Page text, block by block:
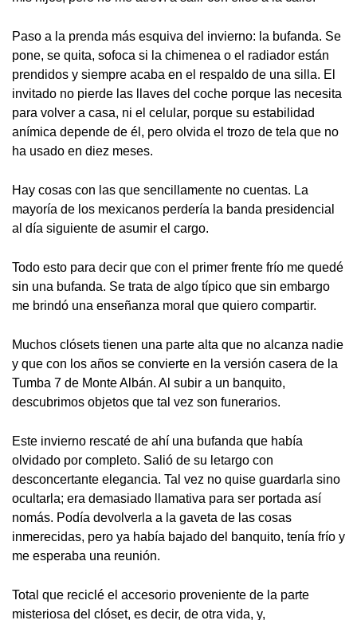
Paso a la prenda más esquiva del invierno: la bufanda. Se
pone, se quita, sofoca si la chimenea o el radiador están
prendidos y siempre acaba en el respaldo de una silla. El
invitado no pierde las llaves del coche porque las necesita
para volver a casa, ni el celular, porque su estabilidad
anímica depende de él, pero olvida el trozo de tela que no
ha usado en diez meses.
Hay cosas con las que sencillamente no cuentas. La
mayoría de los mexicanos perdería la banda presidencial
al día siguiente de asumir el cargo.
Todo esto para decir que con el primer frente frío me quedé
sin una bufanda. Se trata de algo típico que sin embargo
me brindó una enseñanza moral que quiero compartir.
Muchos clósets tienen una parte alta que no alcanza nadie
y que con los años se convierte en la versión casera de la
Tumba 7 de Monte Albán. Al subir a un banquito,
descubrimos objetos que tal vez son funerarios.
Este invierno rescaté de ahí una bufanda que había
olvidado por completo. Salió de su letargo con
desconcertante elegancia. Tal vez no quise guardarla sino
ocultarla; era demasiado llamativa para ser portada así
nomás. Podía devolverla a la gaveta de las cosas
inmerecidas, pero ya había bajado del banquito, tenía frío y
me esperaba una reunión.
Total que reciclé el accesorio proveniente de la parte
misteriosa del clóset, es decir, de otra vida, y,